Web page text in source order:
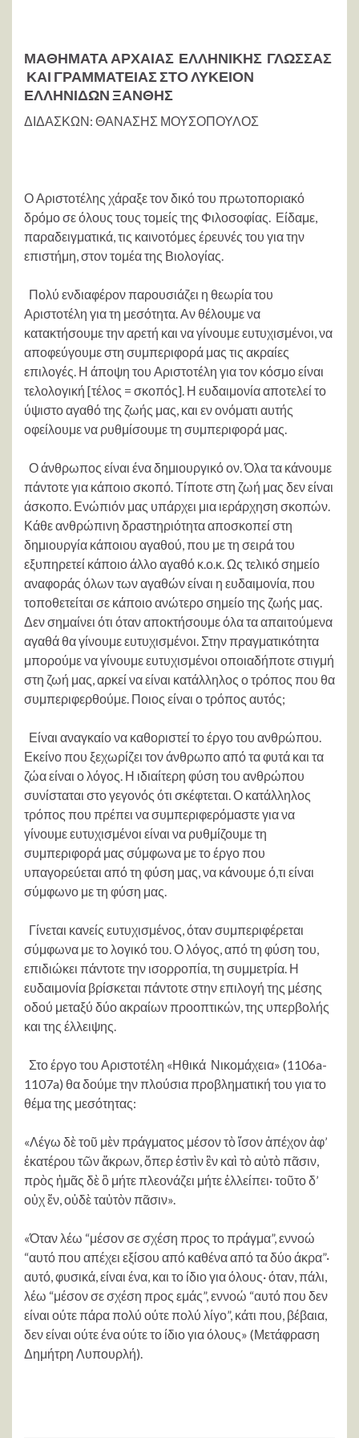
ΜΑΘΗΜΑΤΑ ΑΡΧΑΙΑΣ ΕΛΛΗΝΙΚΗΣ ΓΛΩΣΣΑΣ
ΚΑΙ ΓΡΑΜΜΑΤΕΙΑΣ ΣΤΟ ΛΥΚΕΙΟΝ
ΕΛΛΗΝΙΔΩΝ ΞΑΝΘΗΣ
ΔΙΔΑΣΚΩΝ: ΘΑΝΑΣΗΣ ΜΟΥΣΟΠΟΥΛΟΣ
Ο Αριστοτέλης χάραξε τον δικό του πρωτοποριακό
δρόμο σε όλους τους τομείς της Φιλοσοφίας. Είδαμε,
παραδειγματικά, τις καινοτόμες έρευνές του για την
επιστήμη, στον τομέα της Βιολογίας.
Πολύ ενδιαφέρον παρουσιάζει η θεωρία του
Αριστοτέλη για τη μεσότητα. Αν θέλουμε να
κατακτήσουμε την αρετή και να γίνουμε ευτυχισμένοι, να
αποφεύγουμε στη συμπεριφορά μας τις ακραίες
επιλογές. Η άποψη του Αριστοτέλη για τον κόσμο είναι
τελολογική [τέλος = σκοπός]. Η ευδαιμονία αποτελεί το
ύψιστο αγαθό της ζωής μας, και εν ονόματι αυτής
οφείλουμε να ρυθμίσουμε τη συμπεριφορά μας.
Ο άνθρωπος είναι ένα δημιουργικό ον. Όλα τα κάνουμε
πάντοτε για κάποιο σκοπό. Τίποτε στη ζωή μας δεν είναι
άσκοπο. Ενώπιόν μας υπάρχει μια ιεράρχηση σκοπών.
Κάθε ανθρώπινη δραστηριότητα αποσκοπεί στη
δημιουργία κάποιου αγαθού, που με τη σειρά του
εξυπηρετεί κάποιο άλλο αγαθό κ.ο.κ. Ως τελικό σημείο
αναφοράς όλων των αγαθών είναι η ευδαιμονία, που
τοποθετείται σε κάποιο ανώτερο σημείο της ζωής μας.
Δεν σημαίνει ότι όταν αποκτήσουμε όλα τα απαιτούμενα
αγαθά θα γίνουμε ευτυχισμένοι. Στην πραγματικότητα
μπορούμε να γίνουμε ευτυχισμένοι οποιαδήποτε στιγμή
στη ζωή μας, αρκεί να είναι κατάλληλος ο τρόπος που θα
συμπεριφερθούμε. Ποιος είναι ο τρόπος αυτός;
Είναι αναγκαίο να καθοριστεί το έργο του ανθρώπου.
Εκείνο που ξεχωρίζει τον άνθρωπο από τα φυτά και τα
ζώα είναι ο λόγος. Η ιδιαίτερη φύση του ανθρώπου
συνίσταται στο γεγονός ότι σκέφτεται. Ο κατάλληλος
τρόπος που πρέπει να συμπεριφερόμαστε για να
γίνουμε ευτυχισμένοι είναι να ρυθμίζουμε τη
συμπεριφορά μας σύμφωνα με το έργο που
υπαγορεύεται από τη φύση μας, να κάνουμε ό,τι είναι
σύμφωνο με τη φύση μας.
Γίνεται κανείς ευτυχισμένος, όταν συμπεριφέρεται
σύμφωνα με το λογικό του. Ο λόγος, από τη φύση του,
επιδιώκει πάντοτε την ισορροπία, τη συμμετρία. Η
ευδαιμονία βρίσκεται πάντοτε στην επιλογή της μέσης
οδού μεταξύ δύο ακραίων προοπτικών, της υπερβολής
και της έλλειψης.
Στο έργο του Αριστοτέλη «Ηθικά Νικομάχεια» (1106a-
1107a) θα δούμε την πλούσια προβληματική του για το
θέμα της μεσότητας:
«Λέγω δὲ τοῦ μὲν πράγματος μέσον τὸ ἴσον ἀπέχον ἀφ’
ἑκατέρου τῶν ἄκρων, ὅπερ ἐστὶν ἓν καὶ τὸ αὐτὸ πᾶσιν,
πρὸς ἡμᾶς δὲ ὃ μήτε πλεονάζει μήτε ἐλλείπει· τοῦτο δ’
οὐχ ἕν, οὐδὲ ταὐτὸν πᾶσιν».
«Όταν λέω “μέσον σε σχέση προς το πράγμα”, εννοώ
“αυτό που απέχει εξίσου από καθένα από τα δύο άκρα”·
αυτό, φυσικά, είναι ένα, και το ίδιο για όλους· όταν, πάλι,
λέω “μέσον σε σχέση προς εμάς”, εννοώ “αυτό που δεν
είναι ούτε πάρα πολύ ούτε πολύ λίγο”, κάτι που, βέβαια,
δεν είναι ούτε ένα ούτε το ίδιο για όλους» (Μετάφραση
Δημήτρη Λυπουρλή).